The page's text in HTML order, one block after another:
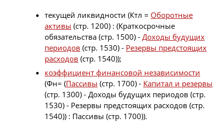
текущей ликвидности (Ктл = Оборотные
активы (стр. 1200) : (Краткосрочные
обязательства (стр. 1500) - Доходы будущих
периодов (стр. 1530) - Резервы предстоящих
расходов (стр. 1540));
коэффициент финансовой независимости
(Фн= (Пассивы (стр. 1700) - Капитал и резервы
(стр. 1300) - Доходы будущих периодов (стр.
1530) - Резервы предстоящих расходов (стр.
1540)) : Пассивы (стр. 1700)).